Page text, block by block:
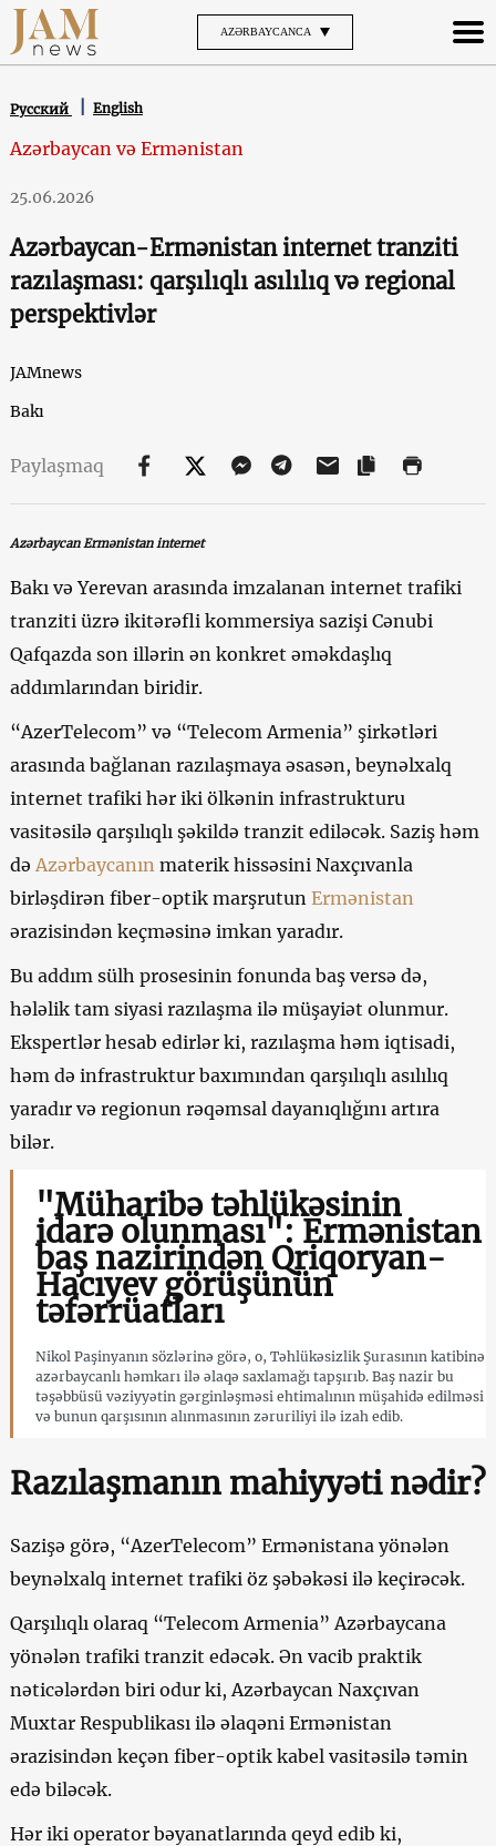
AZƏRBAYCANCA
Русский English
Azərbaycan və Ermənistan
25.06.2026
Azərbaycan-Ermənistan internet tranziti
razılaşması: qarşılıqlı asılılıq və regional
perspektivlər
JAMnews
Bakı
Paylaşmaq
Azərbaycan Ermənistan internet
Bakı və Yerevan arasında imzalanan internet trafiki
tranziti üzrə ikitərəfli kommersiya sazişi Cənubi
Qafqazda son illərin ən konkret əməkdaşlıq
addımlarından biridir.
“AzerTelecom” və “Telecom Armenia” şirkətləri
arasında bağlanan razılaşmaya əsasən, beynəlxalq
internet trafiki hər iki ölkənin infrastrukturu
vasitəsilə qarşılıqlı şəkildə tranzit ediləcək. Saziş həm
də Azərbaycanın materik hissəsini Naxçıvanla
birləşdirən fiber-optik marşrutun Ermənistan
ərazisindən keçməsinə imkan yaradır.
Bu addım sülh prosesinin fonunda baş versə də,
hələlik tam siyasi razılaşma ilə müşayiət olunmur.
Ekspertlər hesab edirlər ki, razılaşma həm iqtisadi,
həm də infrastruktur baxımından qarşılıqlı asılılıq
yaradır və regionun rəqəmsal dayanıqlığını artıra
bilər.
"Müharibə təhlükəsinin
idarə olunması": Ermənistan
baş nazirindən Qriqoryan-
Hacıyev görüşünün
təfərrüatları
Nikol Paşinyanın sözlərinə görə, o, Təhlükəsizlik Şurasının katibinə
azərbaycanlı həmkarı ilə əlaqə saxlamağı tapşırıb. Baş nazir bu
təşəbbüsü vəziyyətin gərginləşməsi ehtimalının müşahidə edilməsi
və bunun qarşısının alınmasının zəruriliyi ilə izah edib.
Razılaşmanın mahiyyəti nədir?
Sazişə görə, “AzerTelecom” Ermənistana yönələn
beynəlxalq internet trafiki öz şəbəkəsi ilə keçirəcək.
Qarşılıqlı olaraq “Telecom Armenia” Azərbaycana
yönələn trafiki tranzit edəcək. Ən vacib praktik
nəticələrdən biri odur ki, Azərbaycan Naxçıvan
Muxtar Respublikası ilə əlaqəni Ermənistan
ərazisindən keçən fiber-optik kabel vasitəsilə təmin
edə biləcək.
Hər iki operator bəyanatlarında qeyd edib ki,